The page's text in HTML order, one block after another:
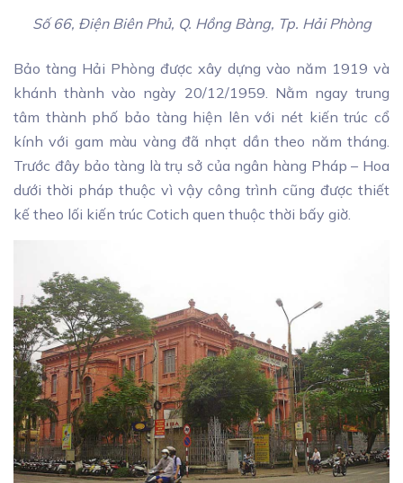
Số 66, Điện Biên Phủ, Q. Hồng Bàng, Tp. Hải Phòng
Bảo tàng Hải Phòng được xây dựng vào năm 1919 và
khánh thành vào ngày 20/12/1959. Nằm ngay trung
tâm thành phố bảo tàng hiện lên với nét kiến trúc cổ
kính với gam màu vàng đã nhạt dần theo năm tháng.
Trước đây bảo tàng là trụ sở của ngân hàng Pháp – Hoa
dưới thời pháp thuộc vì vậy công trình cũng được thiết
kế theo lối kiến trúc Cotich quen thuộc thời bấy giờ.